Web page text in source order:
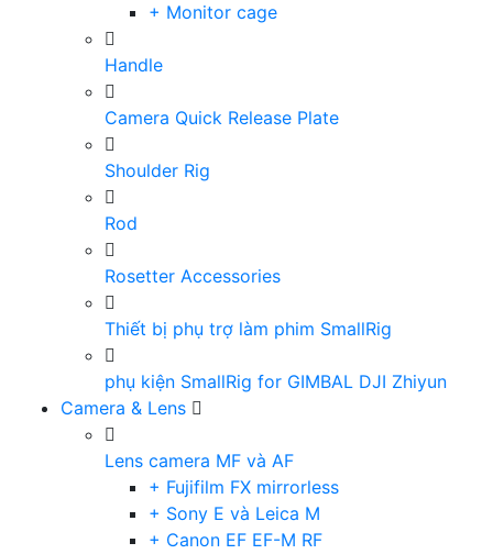
+ Monitor cage
Handle
Camera Quick Release Plate
Shoulder Rig
Rod
Rosetter Accessories
Thiết bị phụ trợ làm phim SmallRig
phụ kiện SmallRig for GIMBAL DJI Zhiyun
Camera & Lens
Lens camera MF và AF
+ Fujifilm FX mirrorless
+ Sony E và Leica M
+ Canon EF EF-M RF